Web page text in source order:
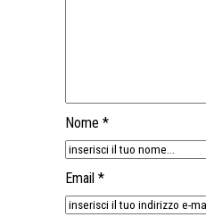
Nome *
Email *